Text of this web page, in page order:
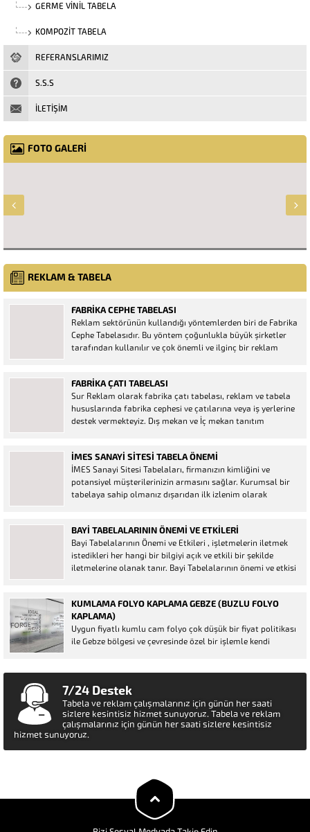
GERME VINIL TABELA
KOMPOZIT TABELA
REFERANSLARIMIZ
S.S.S
İLETİŞİM
FOTO GALERİ
REKLAM & TABELA
FABRIKA CEPHE TABELASI
Reklam sektörünün kullandığı yöntemlerden biri de Fabrika
Cephe Tabelasıdır. Bu yöntem çoğunlukla büyük şirketler
tarafından kullanılır ve çok önemli ve ilginç bir reklam
Ayrıca bu...
FABRIKA ÇATI TABELASI
Sur Reklam olarak fabrika çatı tabelası, reklam ve tabela
hususlarında fabrika cephesi ve çatılarına veya iş yerlerine
destek vermekteyiz. Dış mekan ve İç mekan tanıtım
İMES SANAYI SITESI TABELA ÖNEMI
İMES Sanayi Sitesi Tabelaları, firmanızın kimliğini ve
potansiyel müşterilerinizin armasını sağlar. Kurumsal bir
tabelaya sahip olmanız dışarıdan ilk izlenim olarak
endüstri üretimin olduğu...
BAYI TABELALARININ ÖNEMI VE ETKILERI
Bayi Tabelalarının Önemi ve Etkileri , işletmelerin iletmek
istedikleri her hangi bir bilgiyi açık ve etkili bir şekilde
iletmelerine olanak tanır. Bayi Tabelalarının önemi ve etkisi
KUMLAMA FOLYO KAPLAMA GEBZE (BUZLU FOLYO
KAPLAMA)
Uygun fiyatlı kumlu cam folyo çok düşük bir fiyat politikası
ile Gebze bölgesi ve çevresinde özel bir işlemle kendi
7/24 Destek
Tabela ve reklam çalışmalarınız için günün her saati
sizlere kesintisiz hizmet sunuyoruz. Tabela ve reklam
çalışmalarınız için günün her saati sizlere kesintisiz
hizmet sunuyoruz.
Müşteri Temsilcisi
Cevap Yaz